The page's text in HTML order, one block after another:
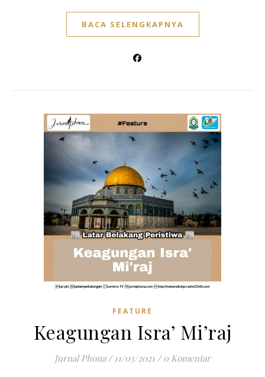
BACA SELENGKAPNYA
FEATURE
Keagungan Isra’ Mi’raj
Jurnal Phona / 11/03/2021 / 0 Komentar